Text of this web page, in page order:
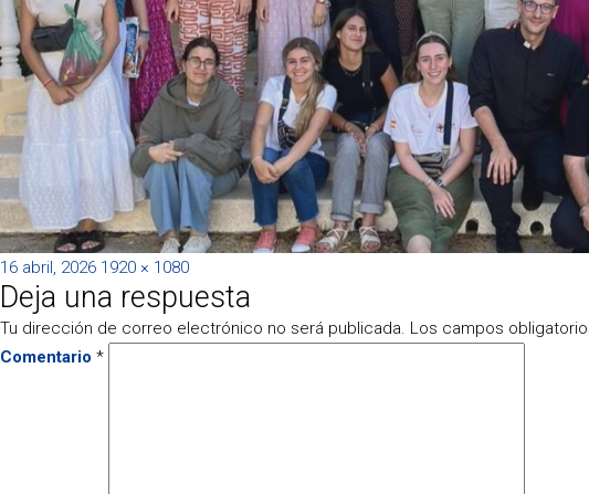
Publicado
el
16 abril, 2026 Tamaño
completo
1920 × 1080
Deja una respuesta
Tu dirección de correo electrónico no será publicada. Los campos
Comentario *